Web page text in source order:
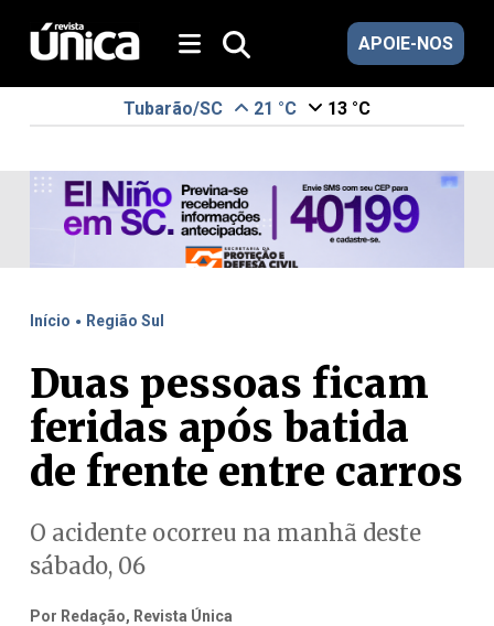
APOIE-NOS
Tubarão/SC 21 °C 13 °C
Início . Região Sul
Duas pessoas ficam
feridas após batida
de frente entre carros
O acidente ocorreu na manhã deste
sábado, 06
Por Redação, Revista Única